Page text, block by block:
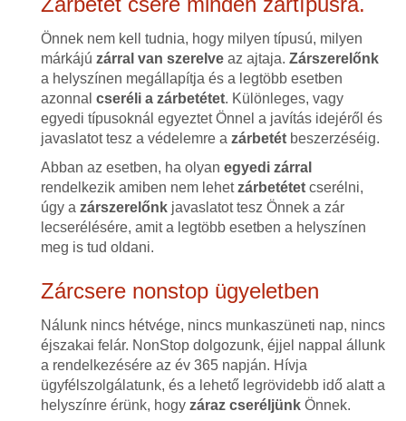
Önnek nem kell tudnia, hogy milyen típusú, milyen
márkájú zárral van szerelveaz ajtaja. Zárszerelőnk
a helyszínen megállapítja és a legtöbb esetben
azonnal cseréli a zárbetétet. Különleges, vagy
egyedi típusoknál egyeztet Önnel a javítás idejéről és
javaslatot tesz a védelemre a zárbetétbeszerzéséig.
Abban az esetben, ha olyan egyedi zárral
rendelkezik amiben nem lehetzárbetétetcserélni,
úgy a zárszerelőnkjavaslatot tesz Önnek a zár
lecserélésére, amit a legtöbb esetben a helyszínen
meg is tud oldani.
Zárcsere nonstop ügyeletben
Nálunk nincs hétvége, nincs munkaszüneti nap, nincs
éjszakai felár. NonStop dolgozunk, éjjel nappal állunk
a rendelkezésére az év 365 napján. Hívja
ügyfélszolgálatunk, és a lehető legrövidebb idő alatt a
helyszínre érünk, hogy záraz cseréljünkÖnnek.